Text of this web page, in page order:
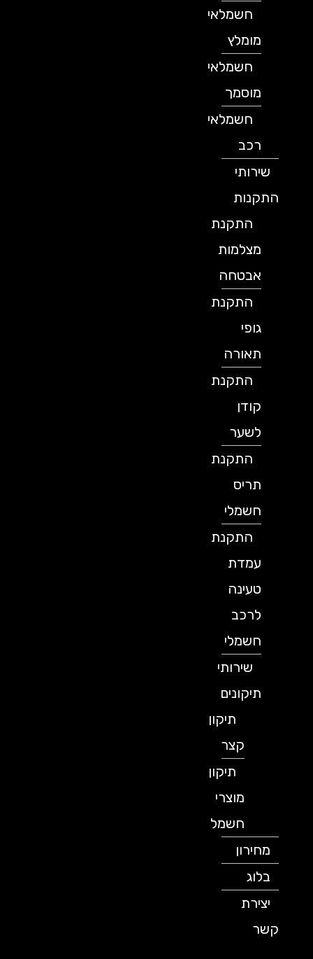
חשמלאי
מומלץ
חשמלאי
מוסמך
חשמלאי
שירותי
התקנות
התקנת
מצלמות
אבטחה
התקנת
תאורה
התקנת
לשער
התקנת
תריס
חשמלי
התקנת
עמדת
טעינה
לרכב
חשמלי
שירותי
תיקונים
תיקון
תיקון
מוצרי
חשמל
מחירון
יצירת
קשר